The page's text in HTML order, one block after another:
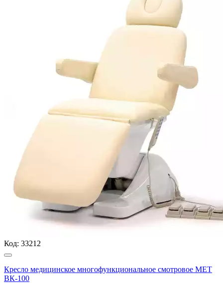
Код: 33212
Кресло медицинское многофункциональное смотровое МЕТ
ВК-100